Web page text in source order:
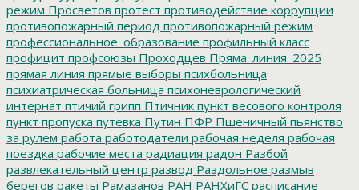
режим Просветов протест противодействие коррупции
противопожарный период противопожарный режим
профессиональное_образование профильный класс
профицит профсоюзы Проходцев Пряма_линия_2025
прямая линия прямые выборы психбольница
психиатрическая больница психоневрологический
интернат птичий грипп Птичник пункт весового контроля
пункт пропуска путевка Путин ПФР Пшеничный пьянство
за рулем работа работодатели рабочая неделя рабочая
поездка рабочие места радиация радон Разбой
развлекательный центр развод Раздольное размыв
берегов ракеты Рамазанов РАН РАНХиГС расписание